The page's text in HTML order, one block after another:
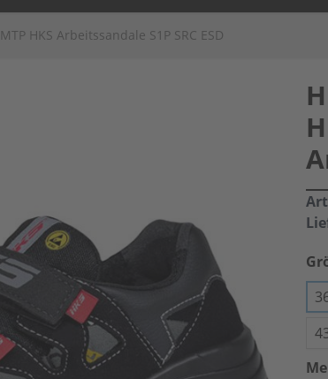
HKS Arbeitssandale S1P SRC ESD